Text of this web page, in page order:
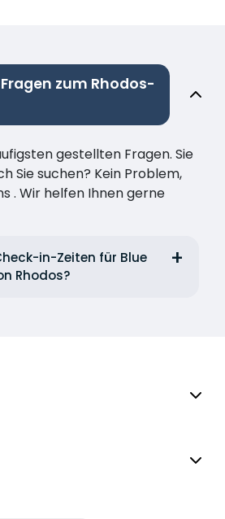
zum Rhodos-
gestellten Fragen. Sie
Sie suchen? Kein Problem,
. Wir helfen Ihnen gerne
in-Zeiten für Blue
Rhodos?